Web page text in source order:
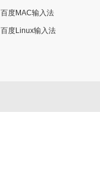
百度MAC输入法
百度Linux输入法